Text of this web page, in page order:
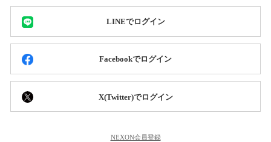
LINEでログイン
Facebookでログイン
X(Twitter)でログイン
NEXON会員登録